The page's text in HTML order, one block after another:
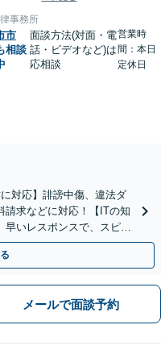
事務所
市
相談
面談方法(対面・電
話・ビデオなど)は
応相談
営業時
間：本日
定休日
対応】誹謗中傷、違法ダ
請求などに対応！【ITの知
早いレスポンスで、スピー
◎】
メールで面談予約